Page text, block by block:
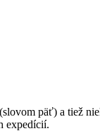
päť) a tiež
expedícií.